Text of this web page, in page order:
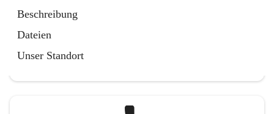
Beschreibung
Dateien
Unser Standort